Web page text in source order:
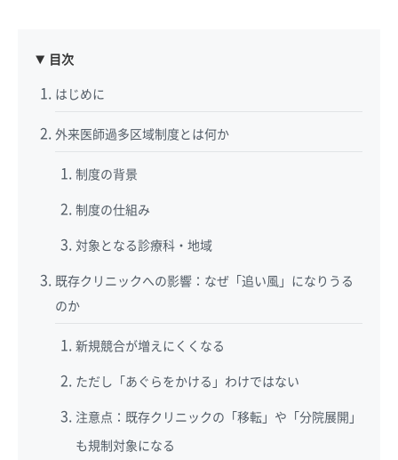
目次
はじめに
外来医師過多区域制度とは何か
制度の背景
制度の仕組み
対象となる診療科・地域
既存クリニックへの影響：なぜ「追い風」になりうる
のか
新規競合が増えにくくなる
ただし「あぐらをかける」わけではない
注意点：既存クリニックの「移転」や「分院展開」
も規制対象になる